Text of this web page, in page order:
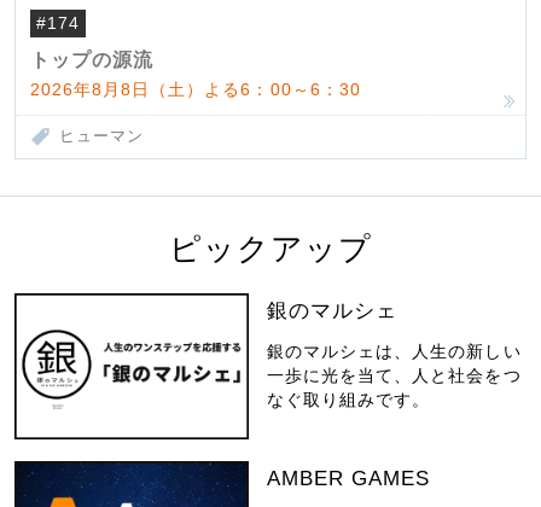
米国駐在でも浮かんだ八ヶ岳 山小屋を営
んだ父母
#174
トップの源流
2026年8月8日（土）よる6：00～6：30
ヒューマン
ピックアップ
銀のマルシェ
銀のマルシェは、人生の新しい
一歩に光を当て、人と社会をつ
なぐ取り組みです。
AMBER GAMES